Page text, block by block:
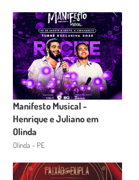
Manifesto Musical -
Henrique e Juliano em
Olinda
Olinda - PE